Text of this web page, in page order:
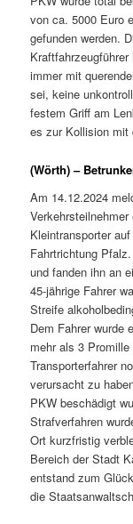
von ca. 5000 Euro
gefunden werden.
immer mit
sei, keine
festem Griff am
es zur Kollision mit
(Wörth) –
Am 14.12.2024
Kleintransporter
Fahrtrichtung
und fanden ihn an
45-jährige Fahrer
Streife
Dem Fahrer wurde
mehr als 3
Transporterfahrer
verursacht zu
PKW beschädigt
Strafverfahren
Ort kurzfristig
Bereich der Stadt
entstand zum
die